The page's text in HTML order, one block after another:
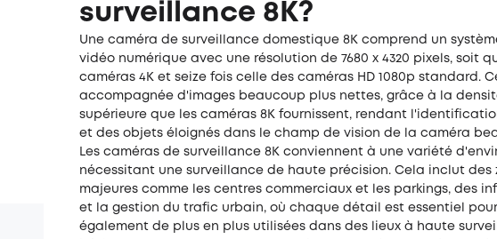
surveillance 8K?
Une caméra de surveillance domestique 8K comprend un
vidéo numérique avec une résolution de 7680 x 4320 pixels, soit
caméras 4K et seize fois celle des caméras HD 1080p standard.
accompagnée d'images beaucoup plus nettes, grâce à la
supérieure que les caméras 8K fournissent, rendant
et des objets éloignés dans le champ de vision de la caméra
Les caméras de surveillance 8K conviennent à une variété
nécessitant une surveillance de haute précision. Cela inclut des
majeures comme les centres commerciaux et les parkings, des
et la gestion du trafic urbain, où chaque détail est essentiel
également de plus en plus utilisées dans des lieux à haute